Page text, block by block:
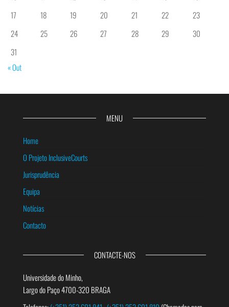
17
18 19 20 21 22
23
24
25 26 27 28 29
30
31
« Out
MENU
Home
O Projeto InclusiveCourts
Jurisprudência
Equipa
Notícias
Contacto
CONTACTE-NOS
Universidade do Minho,
Largo do Paço 4700-320 BRAGA